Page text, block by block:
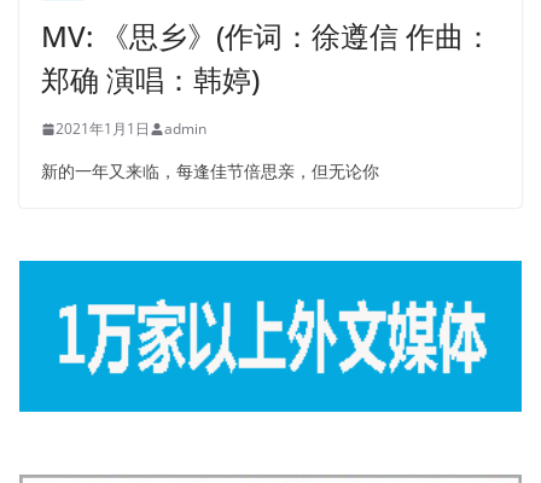
MV: 《思乡》(作词：徐遵信 作曲：
郑确 演唱：韩婷)
2021年1月1日 admin
新的一年又来临，每逢佳节倍思亲，但无论你